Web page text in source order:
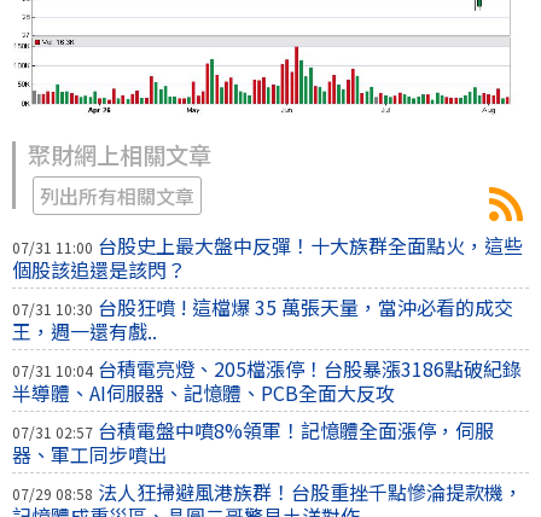
聚財網上相關文章
列出所有相關文章
07/31 11:00 台股史上最大盤中反彈！十大族群全面點火，這些
個股該追還是該閃？
07/31 10:30 台股狂噴 ! 這檔爆 35 萬張天量，當沖必看的成交
王，週一還有戲..
07/31 10:04 台積電亮燈、205檔漲停！台股暴漲3186點破紀錄
半導體、AI伺服器、記憶體、PCB全面大反攻
07/31 02:57 台積電盤中噴8%領軍！記憶體全面漲停，伺服
器、軍工同步噴出
07/29 08:58 法人狂掃避風港族群！台股重挫千點慘淪提款機，